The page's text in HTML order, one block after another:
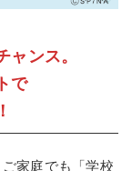
ンス。
で
家庭でも「学校